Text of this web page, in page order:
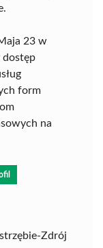
23 w
dostęp
form
na
Zdrój